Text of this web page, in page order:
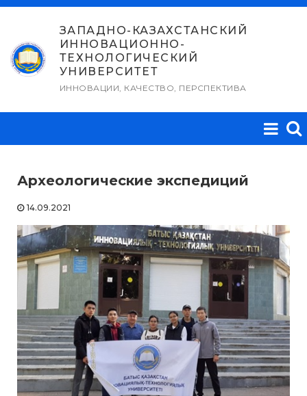
Перейти
содержимому
ЗАПАДНО-КАЗАХСТАНСКИЙ
ИННОВАЦИОННО-
ТЕХНОЛОГИЧЕСКИЙ
УНИВЕРСИТЕТ
ИННОВАЦИИ, КАЧЕСТВО, ПЕРСПЕКТИВА
Археологические экспедиций
14.09.2021